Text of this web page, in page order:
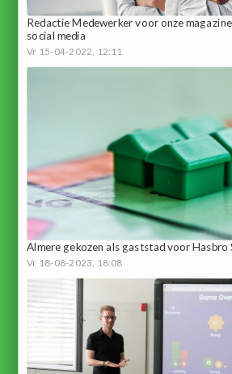
Redactie Medewerker voor onze
social media
Vr 15-04-2022, 12:11
Almere gekozen als gaststad voor Hasbro
Vr 18-08-2023, 18:08